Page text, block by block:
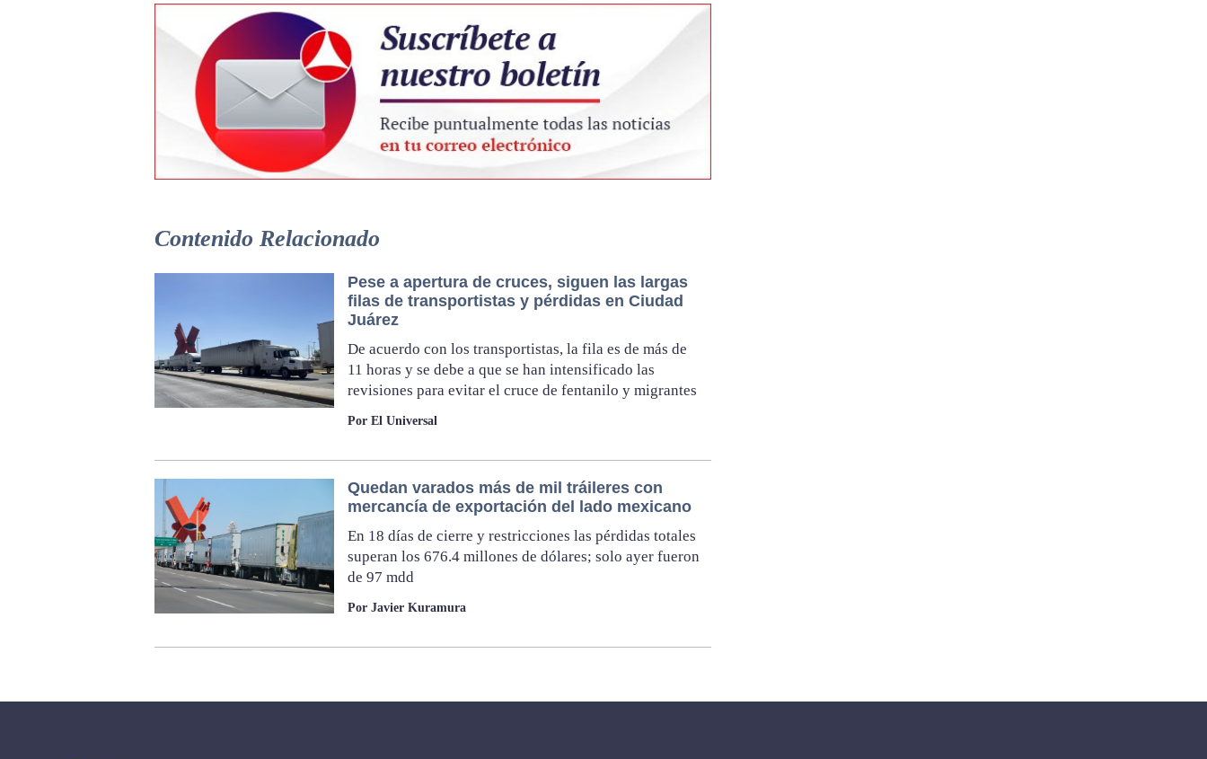
Contenido Relacionado
Pese a apertura de cruces, siguen las largas
filas de transportistas y pérdidas en Ciudad
Juárez
De acuerdo con los transportistas, la fila es de más de
11 horas y se debe a que se han intensificado las
revisiones para evitar el cruce de fentanilo y migrantes
Por El Universal
Quedan varados más de mil tráileres con
mercancía de exportación del lado mexicano
En 18 días de cierre y restricciones las pérdidas totales
superan los 676.4 millones de dólares; solo ayer fueron
de 97 mdd
Por Javier Kuramura